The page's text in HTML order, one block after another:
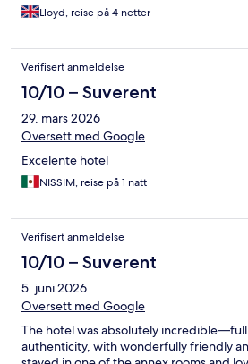
Lloyd, reise på 4 netter
Verifisert anmeldelse
10/10 – Suverent
29. mars 2026
Oversett med Google
Excelente hotel
NISSIM, reise på 1 natt
Verifisert anmeldelse
10/10 – Suverent
5. juni 2026
Oversett med Google
The hotel was absolutely
authenticity, with wonderfully friendly